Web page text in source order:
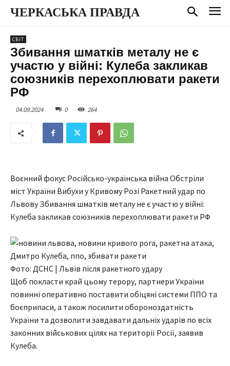
ЧЕРКАСЬКА ПРАВДА
СВІТ
Збивання шматків металу не є
участю у війні: Кулеба закликав
союзників перехоплювати ракети
РФ
04.09.2024 0 264
Воєнний фокус Російсько-українська війна Обстріли
міст України Вибухи у Кривому Розі Ракетний удар по
Львову Збивання шматків металу не є участю у війні:
Кулеба закликав союзників перехоплювати ракети РФ
Фото: ДСНС | Львів після ракетного удару
Щоб покласти край цьому терору, партнери України
повинні оперативно поставити обіцяні системи ППО та
боєприпаси, а також посилити обороноздатність
України та дозволити завдавати дальніх ударів по всіх
законних військових цілях на території Росії, заявив
Кулеба.